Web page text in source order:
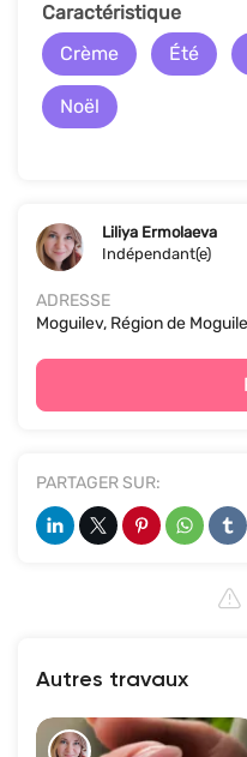
Сaractéristique
Crème
Été
Noël
Liliya Ermolaeva
Indépendant(e)
ADRESSE
Moguilev, Région de
PARTAGER SUR:
Autres travaux